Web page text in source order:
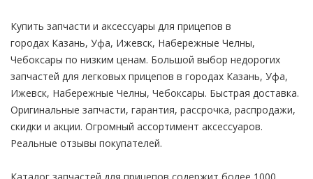
Купить запчасти и аксессуары для прицепов в
городах Казань, Уфа, Ижевск, Набережные Челны,
Чебоксары по низким ценам. Большой выбор недорогих
запчастей для легковых прицепов в городах Казань, Уфа,
Ижевск, Набережные Челны, Чебоксары. Быстрая доставка.
Оригинальные запчасти, гарантия, рассрочка, распродажи,
скидки и акции. Огромный ассортимент аксессуаров.
Реальные отзывы покупателей.